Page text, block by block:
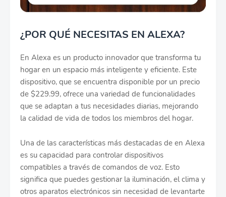
¿POR QUÉ NECESITAS EN ALEXA?
En Alexa es un producto innovador que transforma tu
hogar en un espacio más inteligente y eficiente. Este
dispositivo, que se encuentra disponible por un precio
de $229.99, ofrece una variedad de funcionalidades
que se adaptan a tus necesidades diarias, mejorando
la calidad de vida de todos los miembros del hogar.
Una de las características más destacadas de en Alexa
es su capacidad para controlar dispositivos
compatibles a través de comandos de voz. Esto
significa que puedes gestionar la iluminación, el clima y
otros aparatos electrónicos sin necesidad de levantarte